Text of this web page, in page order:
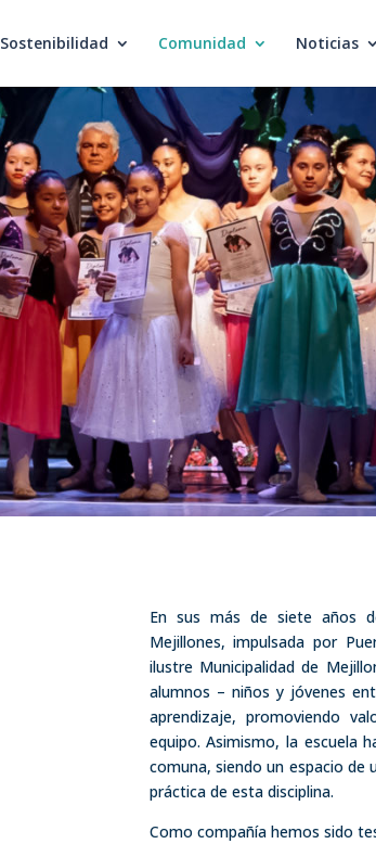
Sostenibilidad Comunidad Noticias
En sus más de siete años
Mejillones, impulsada por
ilustre Municipalidad de
alumnos – niños y jóvenes
aprendizaje, promoviendo
equipo. Asimismo, la escuela
comuna, siendo un espacio de
práctica de esta disciplina.
Como compañía hemos sido